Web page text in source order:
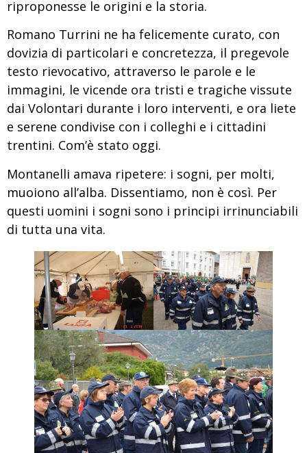
riproponesse le origini e la storia.
Romano Turrini ne ha felicemente curato, con
dovizia di particolari e concretezza, il pregevole
testo rievocativo, attraverso le parole e le
immagini, le vicende ora tristi e tragiche vissute
dai Volontari durante i loro interventi, e ora liete
e serene condivise con i colleghi e i cittadini
trentini. Com’è stato oggi.
Montanelli amava ripetere: i sogni, per molti,
muoiono all’alba. Dissentiamo, non è così. Per
questi uomini i sogni sono i principi irrinunciabili
di tutta una vita.